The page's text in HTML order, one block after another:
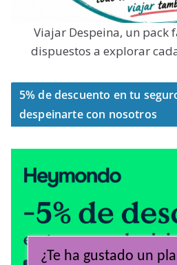
Viajar Despeina, un
dispuestos a explorar
5% de descuento en tu
despeinarte con nosotros
¿Te ha gustado un